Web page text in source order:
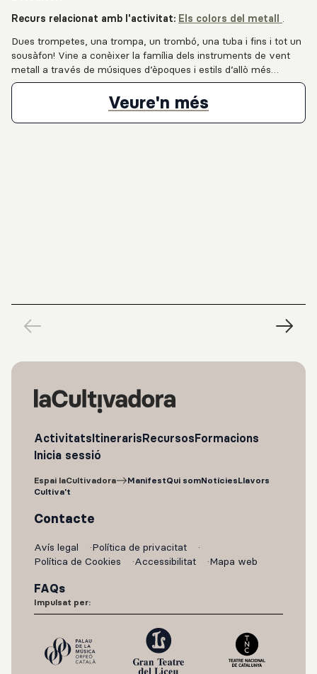
Recurs relacionat amb l'activitat: Els colors del metall .
Dues trompetes, una trompa, un trombó, una tuba i fins i tot un
sousàfon! Vine a conèixer la família dels instruments de vent
metall a través de músiques d’èpoques i estils d’allò més
diversos. Un clàssic amb una nova posada en escena que no
deixarà ningú indiferent.Veure'n més
ActivitatsItinerarisRecursosFormacions
Inicia sessió
Espai laCultivadora ManifestQui somNotíciesLlavors
Cultiva't
Contacte
Avís legal
Política de privacitat
Política de Cookies
Accessibilitat Mapa web
FAQs
Impulsat per: